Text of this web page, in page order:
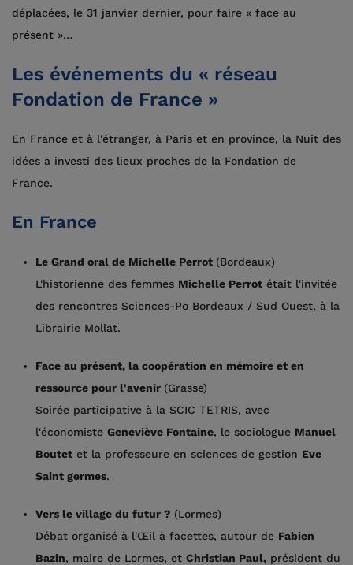
déplacées, le 31 janvier dernier, pour faire « face au
présent »…
Les événements du « réseau
Fondation de France »
En France et à l'étranger, à Paris et en province, la Nuit des
idées a investi des lieux proches de la Fondation de
France.
En France
Le Grand oral de Michelle Perrot (Bordeaux)
L'historienne des femmes Michelle Perrot était l'invitée
des rencontres Sciences-Po Bordeaux / Sud Ouest, à la
Librairie Mollat.
Face au présent, la coopération en mémoire et en
ressource pour l'avenir (Grasse)
Soirée participative à la SCIC TETRIS, avec
l'économiste Geneviève Fontaine, le sociologue Manuel
Boutet et la professeure en sciences de gestion Eve
Saint germes.
Vers le village du futur ? (Lormes)
Débat organisé à l'Œil à facettes, autour de Fabien
Bazin, maire de Lormes, et Christian Paul, président du